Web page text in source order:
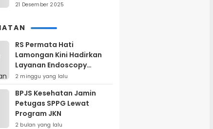
21 Desember 2025
RS Permata Hati
Lamongan Kini Hadirkan
Layanan Endoscopy
Modern, Begini
Keunggulannya
2 minggu yang lalu
BPJS Kesehatan Jamin
Petugas SPPG Lewat
Program JKN
2 bulan yang lalu